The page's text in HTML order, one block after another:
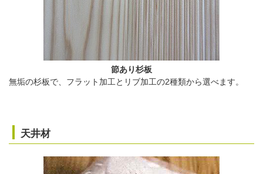
節あり杉板
無垢の杉板で、フラット加工とリブ加工の2種類から選べます。
天井材